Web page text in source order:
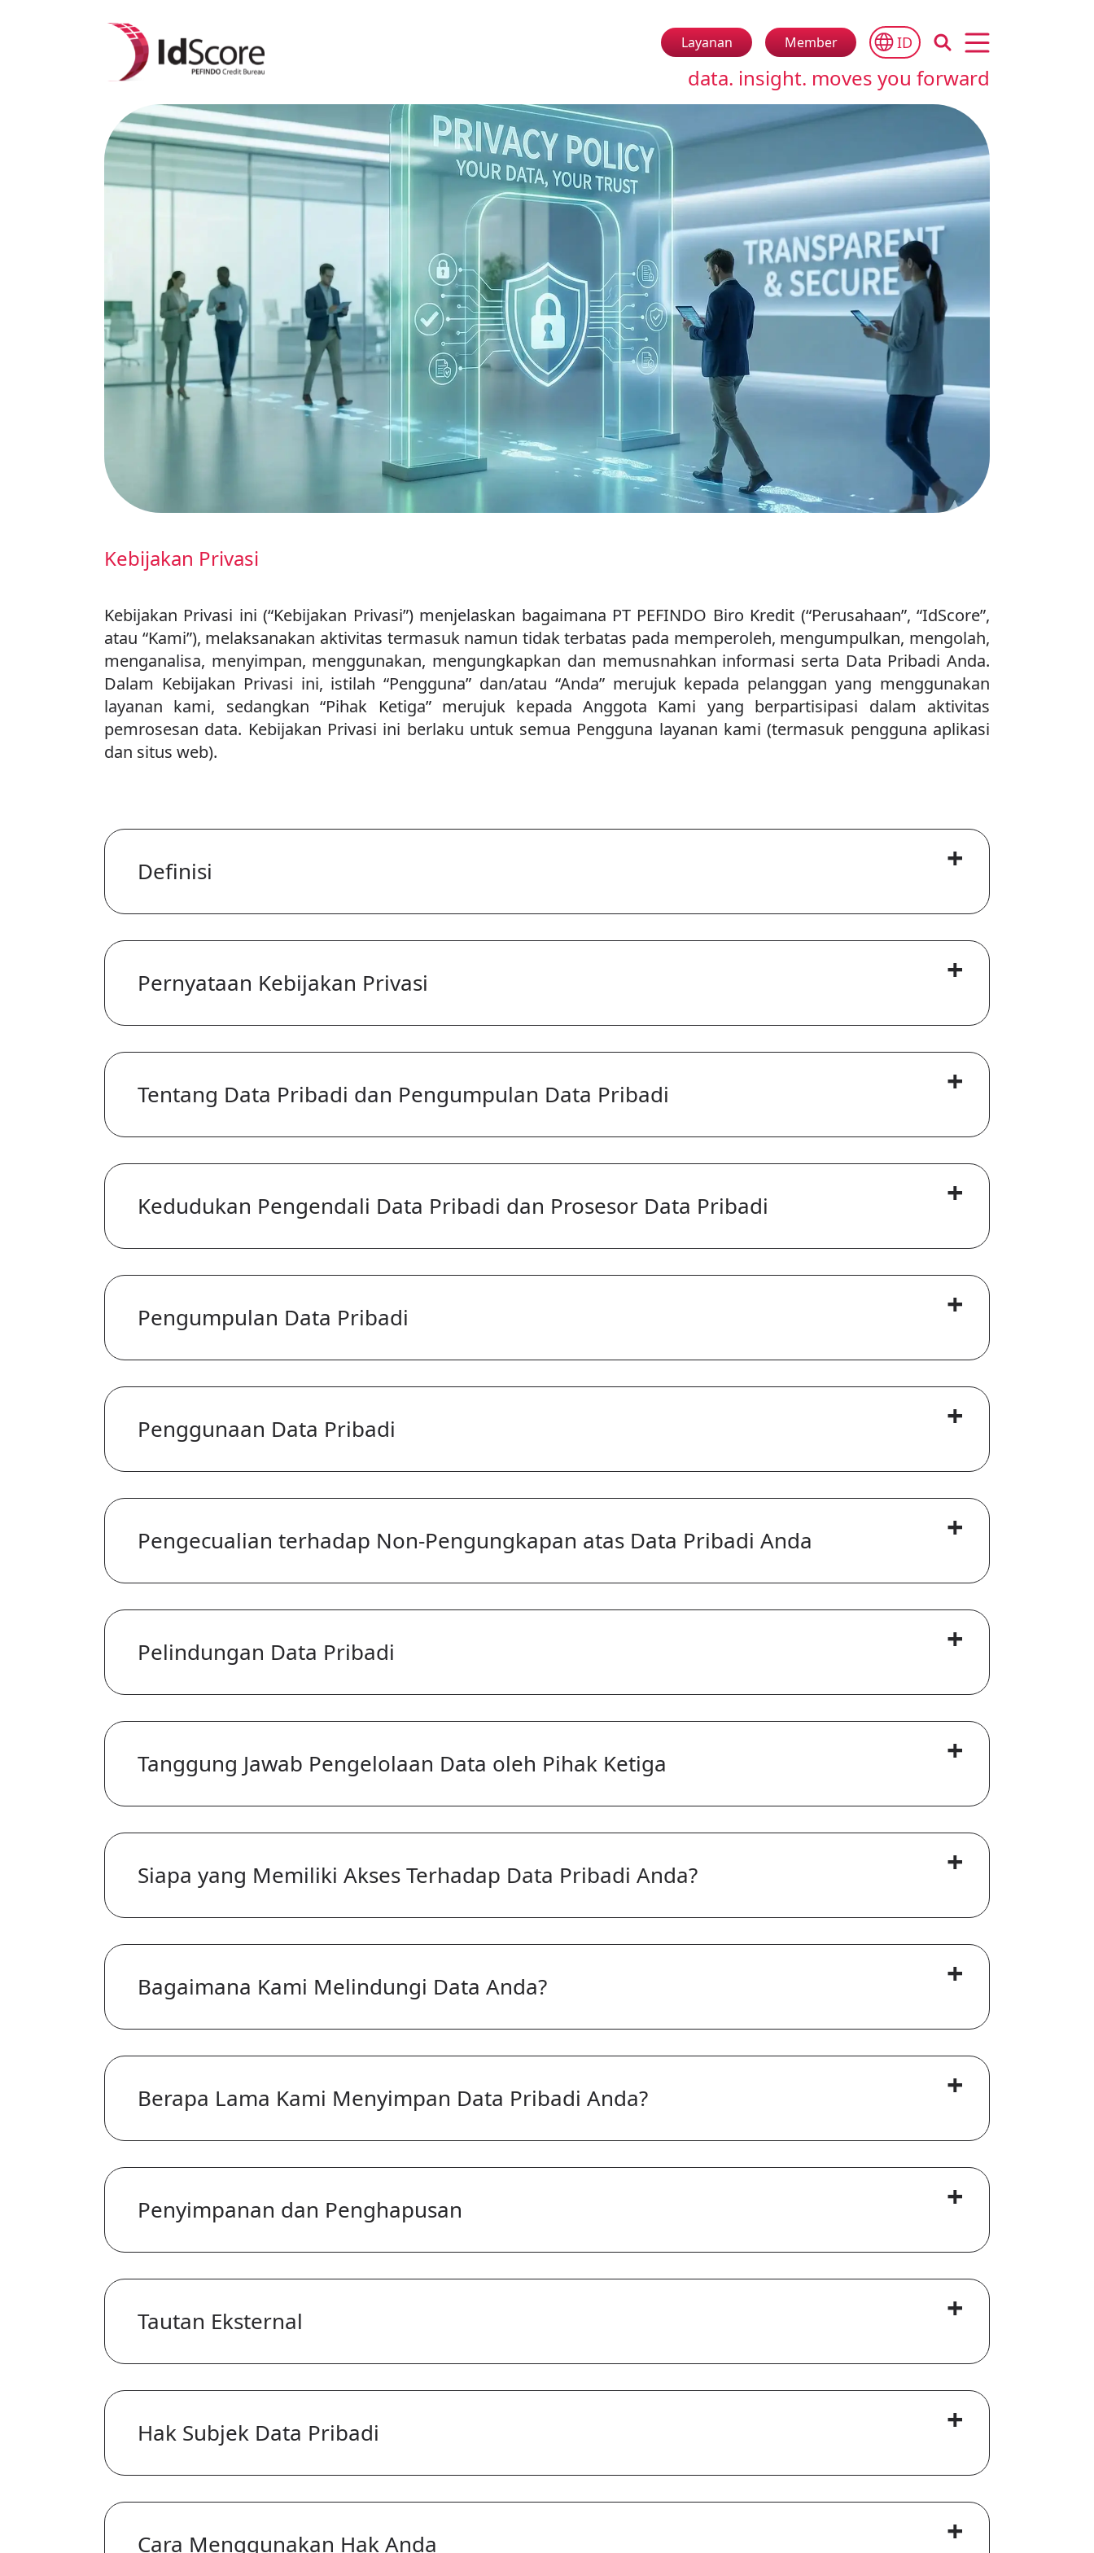
Layanan Member ID Open main menu
data. insight. moves you forward
Kebijakan Privasi
Kebijakan Privasi ini (“Kebijakan Privasi”) menjelaskan bagaimana PT PEFINDO Biro Kredit (“Perusahaan”, “IdScore”,
atau “Kami”), melaksanakan aktivitas termasuk namun tidak terbatas pada memperoleh, mengumpulkan, mengolah,
menganalisa, menyimpan, menggunakan, mengungkapkan dan memusnahkan informasi serta Data Pribadi Anda.
Dalam Kebijakan Privasi ini, istilah “Pengguna” dan/atau “Anda” merujuk kepada pelanggan yang menggunakan
layanan kami, sedangkan “Pihak Ketiga” merujuk kepada Anggota Kami yang berpartisipasi dalam aktivitas
pemrosesan data. Kebijakan Privasi ini berlaku untuk semua Pengguna layanan kami (termasuk pengguna aplikasi
dan situs web).
+
Definisi
+
Pernyataan Kebijakan Privasi
+
Tentang Data Pribadi dan Pengumpulan Data Pribadi
+
Kedudukan Pengendali Data Pribadi dan Prosesor Data Pribadi
+
Pengumpulan Data Pribadi
+
Penggunaan Data Pribadi
+
Pengecualian terhadap Non-Pengungkapan atas Data Pribadi Anda
+
Pelindungan Data Pribadi
+
Tanggung Jawab Pengelolaan Data oleh Pihak Ketiga
+
Siapa yang Memiliki Akses Terhadap Data Pribadi Anda?
+
Bagaimana Kami Melindungi Data Anda?
+
Berapa Lama Kami Menyimpan Data Pribadi Anda?
+
Penyimpanan dan Penghapusan
+
Tautan Eksternal
+
Hak Subjek Data Pribadi
+
Cara Menggunakan Hak Anda